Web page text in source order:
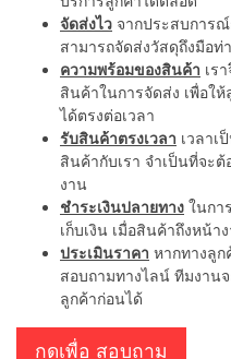
จัดส่งไว จากประสบการ
สามารถจัดส่งวัสดุถึงมือท่
ความพร้อมของสินค้า เร
สินค้าในการจัดส่ง เพื่อใ
ได้ตรงต่อเวลา
รับสินค้าตรงเวลา เวลาเ
สินค้ากับเรา จำเป็นที่จะ
งาน
ชำระเงินปลายทาง ในกา
เก็บเงิน เมื่อสินค้าถึงหน้า
ประเมินราคา หากทางลูก
สอบถามทางไลน์ ทีมงาน
ลูกค้าก่อนได้
กดเพื่อ สอบถาม